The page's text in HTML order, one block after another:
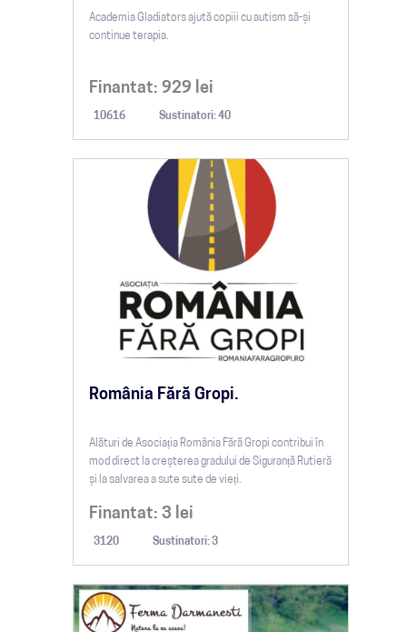
Academia Gladiators ajută copiii cu autism să-și
continue terapia.
Finantat: 929 lei
10616 Sustinatori: 40
România Fără Gropi.
Alături de Asociația România Fără Gropi contribui în
mod direct la creșterea gradului de Siguranță Rutieră
și la salvarea a sute sute de vieți.
Finantat: 3 lei
3120 Sustinatori: 3